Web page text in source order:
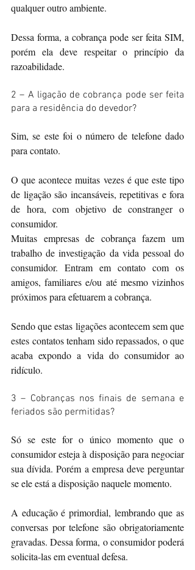
qualquer outro ambiente.
Dessa forma, a cobrança pode ser feita SIM,
porém ela deve respeitar o princípio da
razoabilidade.
2 – A ligação de cobrança pode ser feita
para a residência do devedor?
Sim, se este foi o número de telefone dado
para contato.
O que acontece muitas vezes é que este tipo
de ligação são incansáveis, repetitivas e fora
de hora, com objetivo de constranger o
consumidor.
Muitas empresas de cobrança fazem um
trabalho de investigação da vida pessoal do
consumidor. Entram em contato com os
amigos, familiares e/ou até mesmo vizinhos
próximos para efetuarem a cobrança.
Sendo que estas ligações acontecem sem que
estes contatos tenham sido repassados, o que
acaba expondo a vida do consumidor ao
ridículo.
3 – Cobranças nos finais de semana e
feriados são permitidas?
Só se este for o único momento que o
consumidor esteja à disposição para negociar
sua dívida. Porém a empresa deve perguntar
se ele está a disposição naquele momento.
A educação é primordial, lembrando que as
conversas por telefone são obrigatoriamente
gravadas. Dessa forma, o consumidor poderá
solicita-las em eventual defesa.